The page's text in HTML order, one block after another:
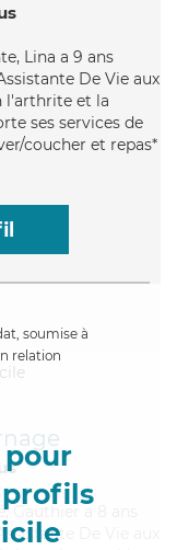
Lina a 9 ans
De Vie aux
l'arthrite et la
ses services de
coucher et repas*
soumise à
relation
pour
Gauthier a 8 ans
De Vie aux